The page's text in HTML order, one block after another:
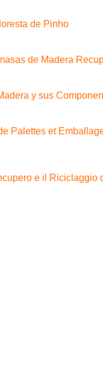
de Pinho
de Madera
y sus
Palettes et
e il Riciclaggio